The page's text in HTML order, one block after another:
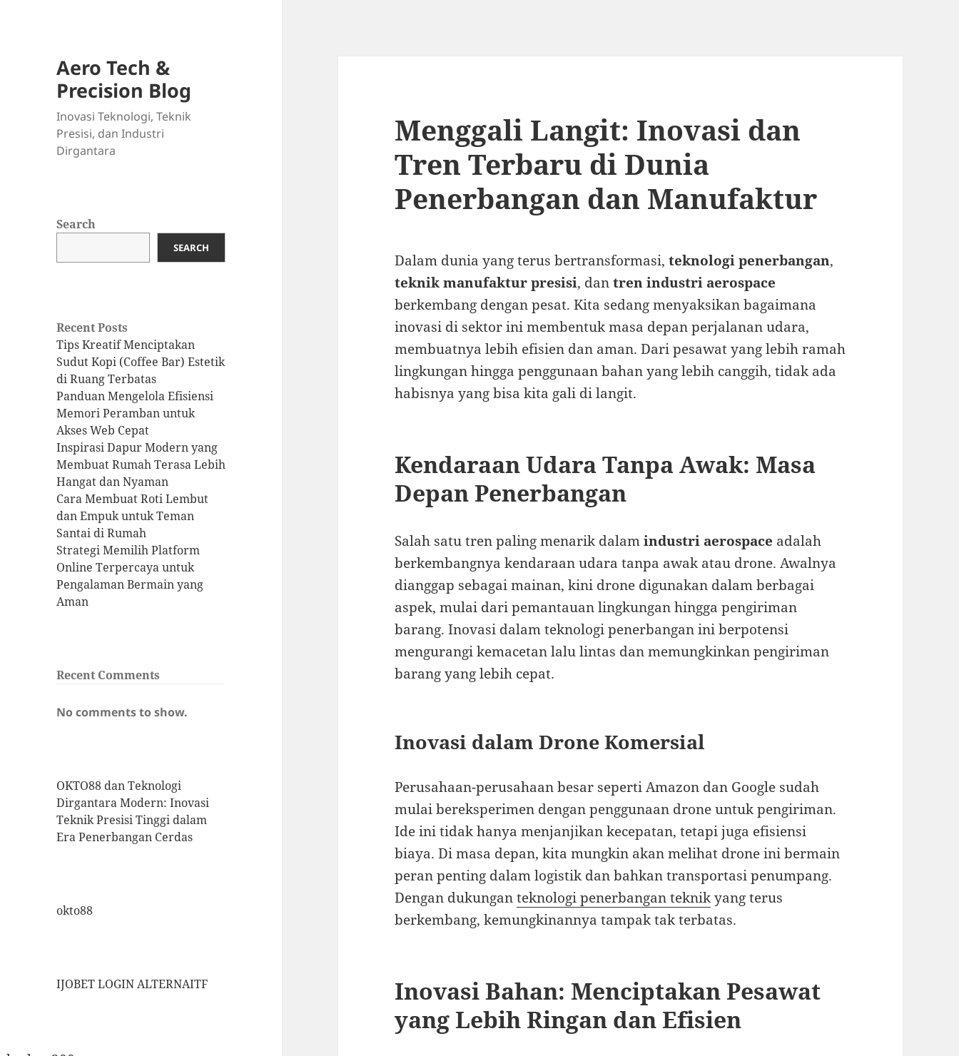
Aero Tech &
Precision Blog
Inovasi Teknologi, Teknik
Presisi, dan Industri
Dirgantara
Search
SEARCH
Recent Posts
Tips Kreatif Menciptakan
Sudut Kopi (Coffee Bar) Estetik
di Ruang Terbatas
Panduan Mengelola Efisiensi
Memori Peramban untuk
Akses Web Cepat
Inspirasi Dapur Modern yang
Membuat Rumah Terasa Lebih
Hangat dan Nyaman
Cara Membuat Roti Lembut
dan Empuk untuk Teman
Santai di Rumah
Strategi Memilih Platform
Online Terpercaya untuk
Pengalaman Bermain yang
Aman
Recent Comments
No comments to show.
OKTO88 dan Teknologi
Dirgantara Modern: Inovasi
Teknik Presisi Tinggi dalam
Era Penerbangan Cerdas
okto88
IJOBET LOGIN ALTERNAITF
Menggali Langit: Inovasi dan
Tren Terbaru di Dunia
Penerbangan dan Manufaktur
Dalam dunia yang terus bertransformasi,teknologi penerbangan,
teknik manufaktur presisi, dantren industri aerospace
berkembang dengan pesat. Kita sedang menyaksikan bagaimana
inovasi di sektor ini membentuk masa depan perjalanan udara,
membuatnya lebih efisien dan aman. Dari pesawat yang lebih ramah
lingkungan hingga penggunaan bahan yang lebih canggih, tidak ada
habisnya yang bisa kita gali di langit.
Kendaraan Udara Tanpa Awak: Masa
Depan Penerbangan
Salah satu tren paling menarik dalamindustri aerospace adalah
berkembangnya kendaraan udara tanpa awak atau drone. Awalnya
dianggap sebagai mainan, kini drone digunakan dalam berbagai
aspek, mulai dari pemantauan lingkungan hingga pengiriman
barang. Inovasi dalam teknologi penerbangan ini berpotensi
mengurangi kemacetan lalu lintas dan memungkinkan pengiriman
barang yang lebih cepat.
Inovasi dalam Drone Komersial
Perusahaan-perusahaan besar seperti Amazon dan Google sudah
mulai bereksperimen dengan penggunaan drone untuk pengiriman.
Ide ini tidak hanya menjanjikan kecepatan, tetapi juga efisiensi
biaya. Di masa depan, kita mungkin akan melihat drone ini bermain
peran penting dalam logistik dan bahkan transportasi penumpang.
Dengan dukunganteknologi penerbangan teknikyang terus
berkembang, kemungkinannya tampak tak terbatas.
Inovasi Bahan: Menciptakan Pesawat
yang Lebih Ringan dan Efisien